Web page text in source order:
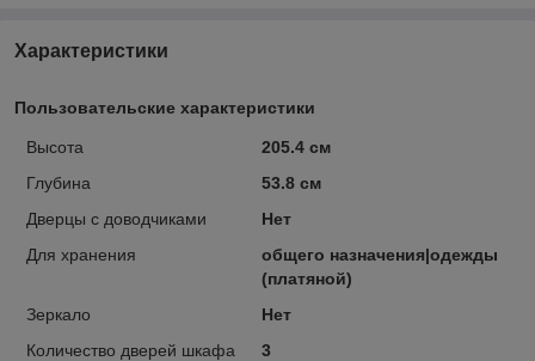
Характеристики
Пользовательские характеристики
Высота
205.4 см
Глубина
53.8 см
Дверцы с доводчиками
Нет
Для хранения
общего назначения|одежды
(платяной)
Зеркало
Нет
Количество дверей шкафа
3